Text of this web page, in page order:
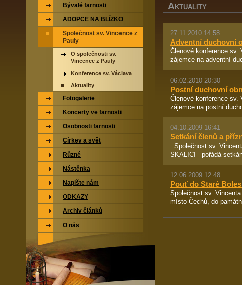
A KTUALITY
27.11.2010 14:58
Adventní duchovní
Členové konference
zájemce na adventní
06.02.2010 20:30
Postní duchovní
Členové konference
zájemce na postní
04.10.2009 16:41
Setkání členů a
Společnost sv.
SKALICI pořádá
12.06.2009 12:48
Pouť do Staré
Společnost sv.
místo Čechů, do
Bývalé farnosti
ADOPCE NA BLÍZKO
Společnost sv. Vincence z
Pauly
O společnosti sv.
Vincence z Pauly
Konference sv. Václava
Aktuality
Fotogalerie
Koncerty ve farnosti
Osobnosti farnosti
Církev a svět
Různé
Nástěnka
Napište nám
ODKAZY
Archiv článků
O nás